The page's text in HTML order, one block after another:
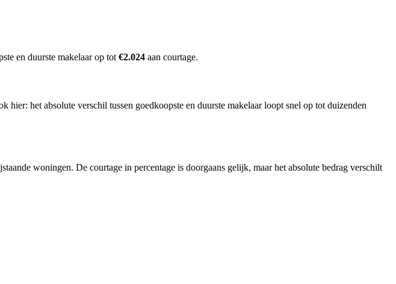
en duurste makelaar op tot €2.024 aan courtage.
hier: het absolute verschil tussen goedkoopste en duurste makelaar loopt snel op tot duizenden
woningen. De courtage in percentage is doorgaans gelijk, maar het absolute bedrag verschilt